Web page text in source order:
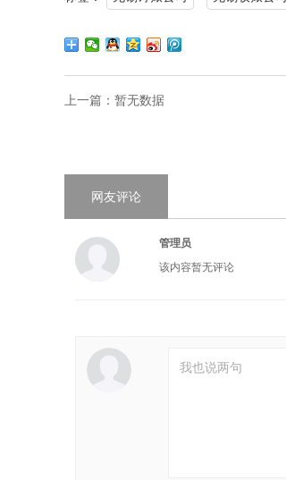
上一篇： 暂无数据
网友评论
管理员
该内容暂无评论